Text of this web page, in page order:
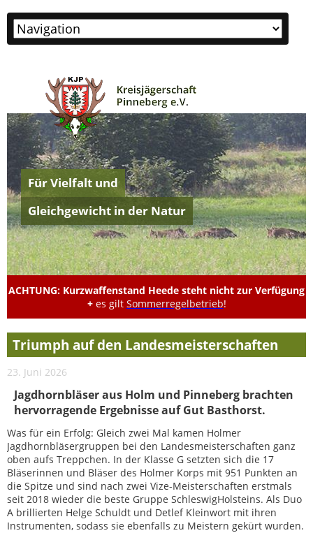
Zielseite
Für Vielfalt und
Gleichgewicht in der Natur
ACHTUNG: Kurzwaffenstand Heede steht nicht zur Verfügung
+ es gilt Sommerregelbetrieb!
Triumph auf den Landesmeisterschaften
23. Juni 2026
Jagdhornbläser aus Holm und Pinneberg brachten
hervorragende Ergebnisse auf Gut Basthorst.
Was für ein Erfolg: Gleich zwei Mal kamen Holmer
Jagdhornbläsergruppen bei den Landesmeisterschaften ganz
oben aufs Treppchen. In der Klasse G setzten sich die 17
Bläserinnen und Bläser des Holmer Korps mit 951 Punkten an
die Spitze und sind nach zwei Vize-Meisterschaften erstmals
seit 2018 wieder die beste Gruppe SchleswigHolsteins. Als Duo
A brillierten Helge Schuldt und Detlef Kleinwort mit ihren
Instrumenten, sodass sie ebenfalls zu Meistern gekürt wurden.